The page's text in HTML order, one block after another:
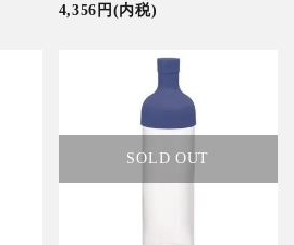
4,356円(内税)
SOLD OUT